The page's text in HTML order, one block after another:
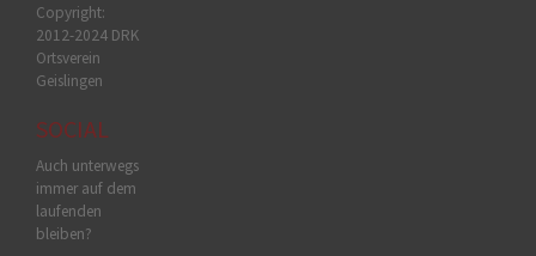
Copyright:
2012-2024 DRK
Ortsverein
Geislingen
SOCIAL
Auch unterwegs
immer auf dem
laufenden
bleiben?